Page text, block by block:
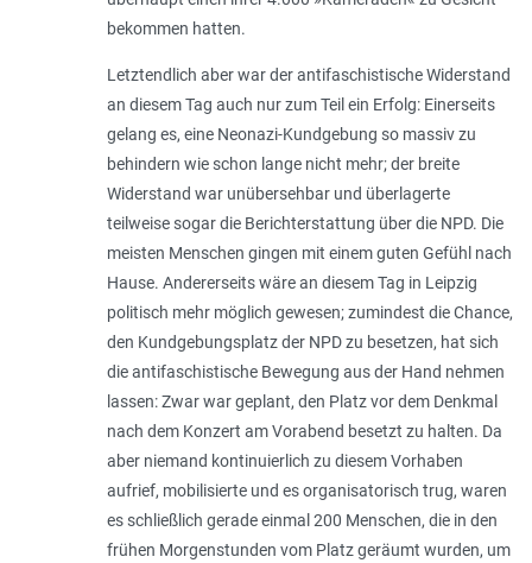
bekommen hatten.
Letztendlich aber war der antifaschistische Widerstand
an diesem Tag auch nur zum Teil ein Erfolg: Einerseits
gelang es, eine Neonazi-Kundgebung so massiv zu
behindern wie schon lange nicht mehr; der breite
Widerstand war unübersehbar und überlagerte
teilweise sogar die Berichterstattung über die NPD. Die
meisten Menschen gingen mit einem guten Gefühl nach
Hause. Andererseits wäre an diesem Tag in Leipzig
politisch mehr möglich gewesen; zumindest die Chance,
den Kundgebungsplatz der NPD zu besetzen, hat sich
die antifaschistische Bewegung aus der Hand nehmen
lassen: Zwar war geplant, den Platz vor dem Denkmal
nach dem Konzert am Vorabend besetzt zu halten. Da
aber niemand kontinuierlich zu diesem Vorhaben
aufrief, mobilisierte und es organisatorisch trug, waren
es schließlich gerade einmal 200 Menschen, die in den
frühen Morgenstunden vom Platz geräumt wurden, um